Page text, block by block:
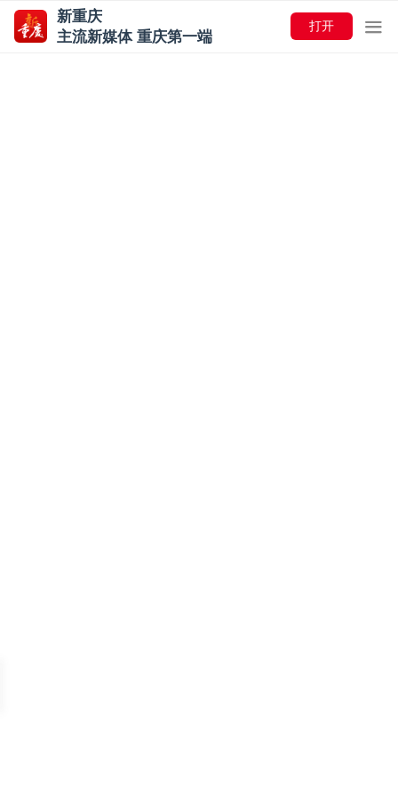
新重庆
主流新媒体 重庆第一端
打开